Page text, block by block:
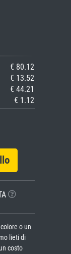
€ 80.12
€ 13.52
€ 44.21
€ 1.12
o un
lieti di
costo